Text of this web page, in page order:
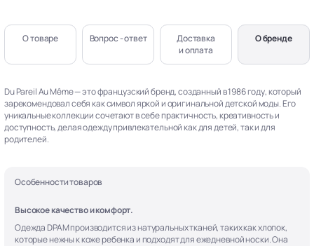
О товаре Вопрос - ответ
Доставка
и оплата
О бренде
Du Pareil Au Même — это французский бренд, созданный в 1986 году, который
зарекомендовал себя как символ яркой и оригинальной детской моды. Его
уникальные коллекции сочетают в себе практичность, креативность и
доступность, делая одежду привлекательной как для детей, так и для
родителей.
Особенности товаров
Высокое качество и комфорт.
Одежда DPAM производится из натуральных тканей, таких как хлопок,
которые нежны к коже ребенка и подходят для ежедневной носки. Она